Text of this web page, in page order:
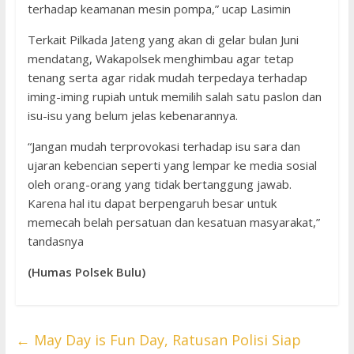
terhadap keamanan mesin pompa,” ucap Lasimin
Terkait Pilkada Jateng yang akan di gelar bulan Juni
mendatang, Wakapolsek menghimbau agar tetap
tenang serta agar ridak mudah terpedaya terhadap
iming-iming rupiah untuk memilih salah satu paslon dan
isu-isu yang belum jelas kebenarannya.
“Jangan mudah terprovokasi terhadap isu sara dan
ujaran kebencian seperti yang lempar ke media sosial
oleh orang-orang yang tidak bertanggung jawab.
Karena hal itu dapat berpengaruh besar untuk
memecah belah persatuan dan kesatuan masyarakat,”
tandasnya
(Humas Polsek Bulu)
← May Day is Fun Day, Ratusan Polisi Siap